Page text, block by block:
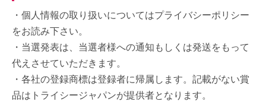
・個人情報の取り扱いについてはプライバシーポリシー
をお読み下さい。
・当選発表は、当選者様への通知もしくは発送をもって
代えさせていただきます。
・各社の登録商標は登録者に帰属します。記載がない賞
品はトライシージャパンが提供者となります。